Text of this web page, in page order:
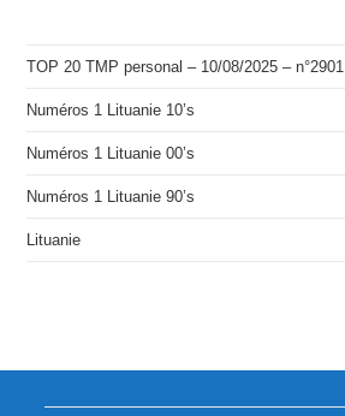
TOP 20 TMP personal – 10/08/2025 – n°2901
Numéros 1 Lituanie 10’s
Numéros 1 Lituanie 00’s
Numéros 1 Lituanie 90’s
Lituanie